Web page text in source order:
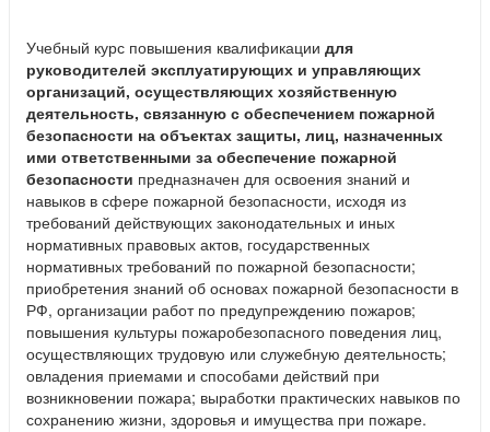
Учебный курс повышения квалификации для
руководителей эксплуатирующих и управляющих
организаций, осуществляющих хозяйственную
деятельность, связанную с обеспечением пожарной
безопасности на объектах защиты, лиц, назначенных
ими ответственными за обеспечение пожарной
безопасности предназначен для освоения знаний и
навыков в сфере пожарной безопасности, исходя из
требований действующих законодательных и иных
нормативных правовых актов, государственных
нормативных требований по пожарной безопасности;
приобретения знаний об основах пожарной безопасности в
РФ, организации работ по предупреждению пожаров;
повышения культуры пожаробезопасного поведения лиц,
осуществляющих трудовую или служебную деятельность;
овладения приемами и способами действий при
возникновении пожара; выработки практических навыков по
сохранению жизни, здоровья и имущества при пожаре.